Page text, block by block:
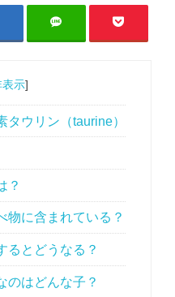
表示]
ウリン（taurine）
？
物に含まれている？
るとどうなる？
のはどんな子？